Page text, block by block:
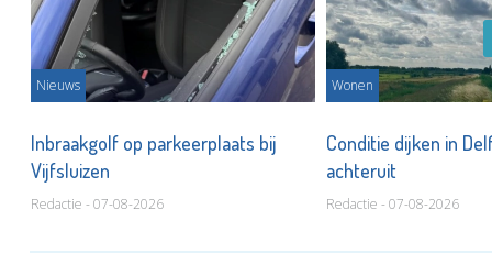
Nieuws
Inbraakgolf op parkeerplaats bij
Vijfsluizen
Redactie - 07-08-2026
Wonen
Conditie dijken in
achteruit
Redactie - 07-08-2026